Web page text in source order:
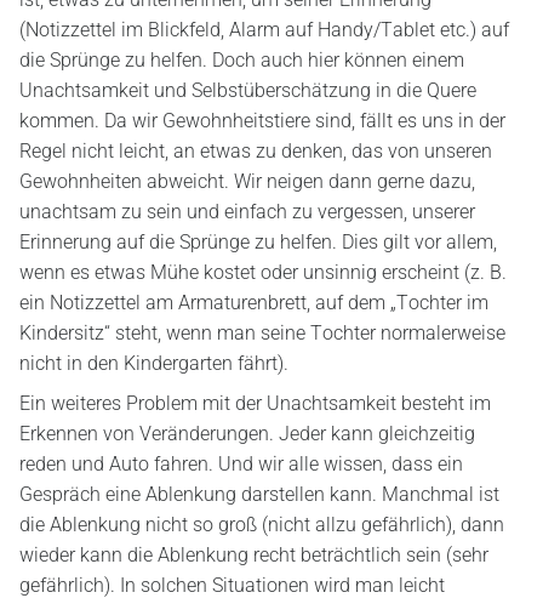
(Notizzettel im Blickfeld, Alarm auf Handy/Tablet etc.) auf
die Sprünge zu helfen. Doch auch hier können einem
Unachtsamkeit und Selbstüberschätzung in die Quere
kommen. Da wir Gewohnheitstiere sind, fällt es uns in der
Regel nicht leicht, an etwas zu denken, das von unseren
Gewohnheiten abweicht. Wir neigen dann gerne dazu,
unachtsam zu sein und einfach zu vergessen, unserer
Erinnerung auf die Sprünge zu helfen. Dies gilt vor allem,
wenn es etwas Mühe kostet oder unsinnig erscheint (z. B.
ein Notizzettel am Armaturenbrett, auf dem „Tochter im
Kindersitz“ steht, wenn man seine Tochter normalerweise
nicht in den Kindergarten fährt).
Ein weiteres Problem mit der Unachtsamkeit besteht im
Erkennen von Veränderungen. Jeder kann gleichzeitig
reden und Auto fahren. Und wir alle wissen, dass ein
Gespräch eine Ablenkung darstellen kann. Manchmal ist
die Ablenkung nicht so groß (nicht allzu gefährlich), dann
wieder kann die Ablenkung recht beträchtlich sein (sehr
gefährlich). In solchen Situationen wird man leicht